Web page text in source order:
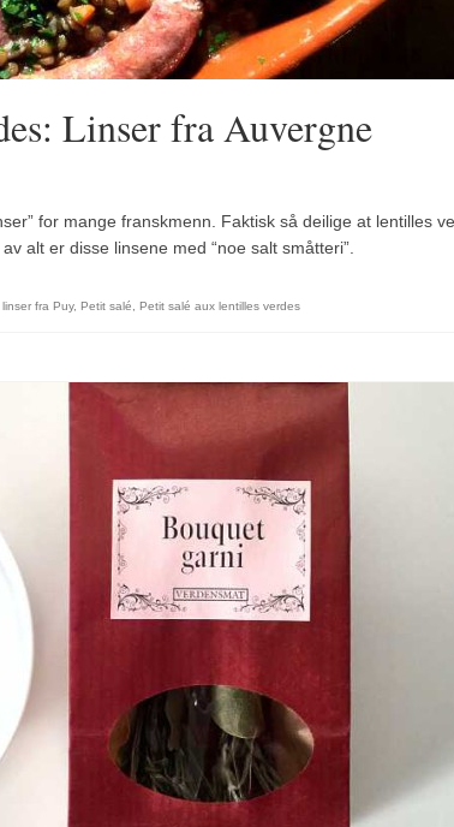
Linser fra Auvergne
for mange franskmenn. Faktisk så deilige at lentilles
alt er disse linsene med “noe salt småtteri”.
linser fra Puy, Petit salé Petit salé aux lentilles verdes